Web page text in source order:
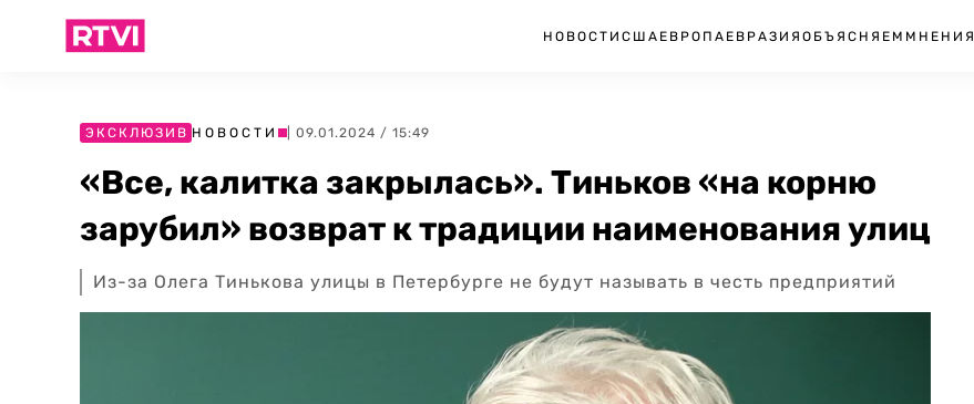
НОВОСТИ США ЕВРОПА ЕВРАЗИЯ ОБЪЯСНЯЕМ МНЕНИЯ
ЭКСКЛЮЗИВ НОВОСТИ | 09.01.2024 / 15:49
«Все, калитка закрылась». Тиньков «на корню
зарубил» возврат к традиции наименования улиц
Из-за Олега Тинькова улицы в Петербурге не будут называть в честь предприятий